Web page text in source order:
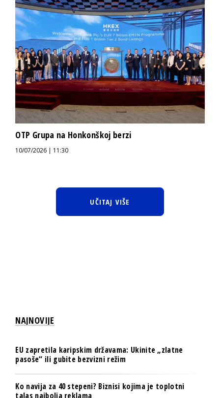
OTP Grupa na Honkonškoj berzi
10/07/2026 | 11:30
UČITAJ VIŠE
NAJNOVIJE
EU zapretila karipskim državama: Ukinite „zlatne
pasoše“ ili gubite bezvizni režim
Ko navija za 40 stepeni? Biznisi kojima je toplotni
talas najbolja reklama